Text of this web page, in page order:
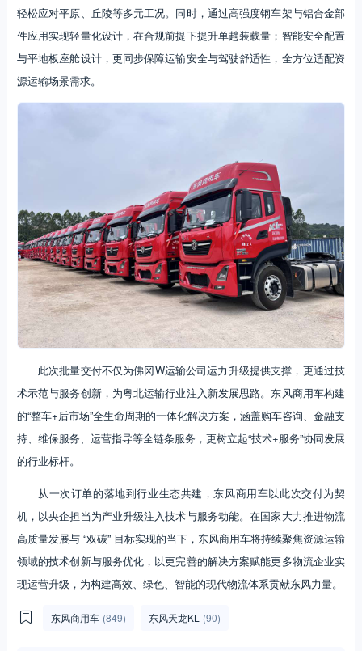
轻松应对平原、丘陵等多元工况。同时，通过高强度钢车架与铝合金部
件应用实现轻量化设计，在合规前提下提升单趟装载量；智能安全配置
与平地板座舱设计，更同步保障运输安全与驾驶舒适性，全方位适配资
源运输场景需求。
此次批量交付不仅为佛冈W运输公司运力升级提供支撑，更通过技
术示范与服务创新，为粤北运输行业注入新发展思路。东风商用车构建
的“整车+后市场”全生命周期的一体化解决方案，涵盖购车咨询、金融支
持、维保服务、运营指导等全链条服务，更树立起“技术+服务”协同发展
的行业标杆。
从一次订单的落地到行业生态共建，东风商用车以此次交付为契
机，以央企担当为产业升级注入技术与服务动能。在国家大力推进物流
高质量发展与 “双碳” 目标实现的当下，东风商用车将持续聚焦资源运输
领域的技术创新与服务优化，以更完善的解决方案赋能更多物流企业实
现运营升级，为构建高效、绿色、智能的现代物流体系贡献东风力量。
东风商用车 (849) 东风天龙KL (90)